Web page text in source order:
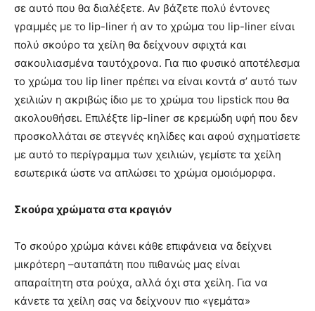
σε αυτό που θα διαλέξετε. Αν βάζετε πολύ έντονες
γραμμές με το lip-liner ή αν το χρώμα του lip-liner είναι
πολύ σκούρο τα χείλη θα δείχνουν σφιχτά και
σακουλιασμένα ταυτόχρονα. Για πιο φυσικό αποτέλεσμα
το χρώμα του lip liner πρέπει να είναι κοντά σ’ αυτό των
χειλιών η ακριβώς ίδιο με το χρώμα του lipstick που θα
ακολουθήσει. Επιλέξτε lip-liner σε κρεμώδη υφή που δεν
προσκολλάται σε στεγνές κηλίδες και αφού σχηματίσετε
με αυτό το περίγραμμα των χειλιών, γεμίστε τα χείλη
εσωτερικά ώστε να απλώσει το χρώμα ομοιόμορφα.
Σκούρα χρώματα στα κραγιόν
Το σκούρο χρώμα κάνει κάθε επιφάνεια να δείχνει
μικρότερη –αυταπάτη που πιθανώς μας είναι
απαραίτητη στα ρούχα, αλλά όχι στα χείλη. Για να
κάνετε τα χείλη σας να δείχνουν πιο «γεμάτα»